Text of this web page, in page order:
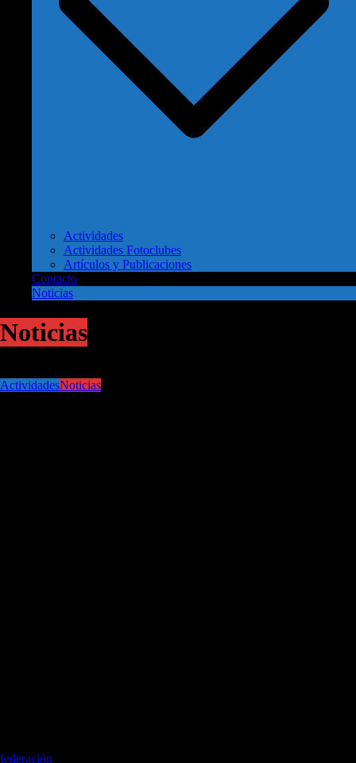
Actividades
Actividades Fotoclubes
Artículos y Publicaciones
Contacto
Noticias
Noticias
ActividadesNoticias
federación